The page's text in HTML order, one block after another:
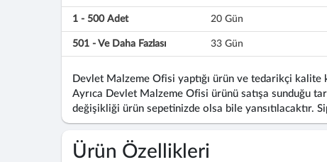
1 - 500 Adet 20 Gün
501 - Ve Daha Fazlası 33 Gün
Devlet Malzeme Ofisi yaptığı ürün ve tedarikçi kalite
Ayrıca Devlet Malzeme Ofisi ürünü satışa sunduğu
değişikliği ürün sepetinizde olsa bile
Ürün Özellikleri